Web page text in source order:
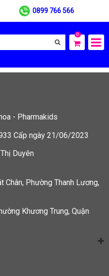
0899 766 566
0
- Pharmakids
Cấp ngày 21/06/2023
Duyên
Chân, Phường Thanh Lương,
Khương Trung, Quận